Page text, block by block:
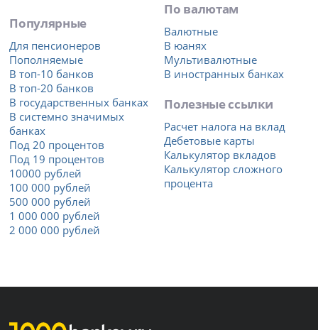
Популярные
Для пенсионеров
Пополняемые
В топ-10 банков
В топ-20 банков
В государственных банках
В системно значимых
банках
Под 20 процентов
Под 19 процентов
10000 рублей
100 000 рублей
500 000 рублей
1 000 000 рублей
2 000 000 рублей
По валютам
Валютные
В юанях
Мультивалютные
В иностранных банках
Полезные ссылки
Расчет налога на вклад
Дебетовые карты
Калькулятор вкладов
Калькулятор сложного
процента